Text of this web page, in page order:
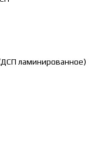
ламинированное)